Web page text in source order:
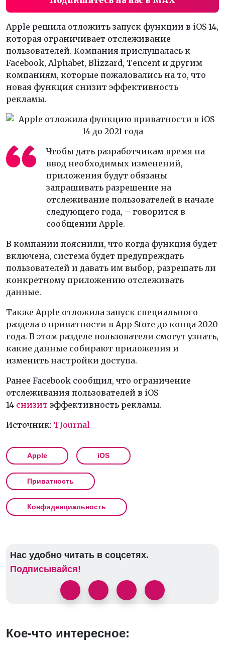
Apple решила отложить запуск функции в iOS 14,
которая ограничивает отслеживание
пользователей. Компания прислушалась к
Facebook, Alphabet, Blizzard, Tencent и другим
компаниям, которые пожаловались на то, что
новая функция снизит эффективность
рекламы.
Чтобы дать разработчикам время на
ввод необходимых изменений,
приложения будут обязаны
запрашивать разрешение на
отслеживание пользователей в начале
следующего года, – говорится в
сообщении Apple.
В компании пояснили, что когда функция будет
включена, система будет предупреждать
пользователей и давать им выбор, разрешать ли
конкретному приложению отслеживать
данные.
Также Apple отложила запуск специального
раздела о приватности в App Store до конца 2020
года. В этом разделе пользователи смогут узнать,
какие данные собирают приложения и
изменить настройки доступа.
Ранее Facebook сообщил, что ограничение
отслеживания пользователей в iOS
14 снизит эффективность рекламы.
Источник: TJournal
Apple iOS
Приватность
Конфиденциальность
Нас удобно читать в соцсетях.
Подписывайся!
Кое-что интересное: